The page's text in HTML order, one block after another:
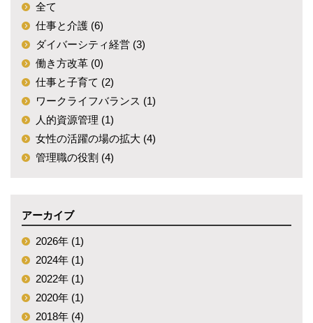
全て
仕事と介護 (6)
ダイバーシティ経営 (3)
働き方改革 (0)
仕事と子育て (2)
ワークライフバランス (1)
人的資源管理 (1)
女性の活躍の場の拡大 (4)
管理職の役割 (4)
アーカイブ
2026年 (1)
2024年 (1)
2022年 (1)
2020年 (1)
2018年 (4)